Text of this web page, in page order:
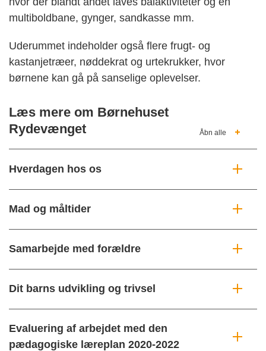
multiboldbane, gynger, sandkasse mm.
Uderummet indeholder også flere frugt- og
kastanjetræer, nøddekrat og urtekrukker, hvor
børnene kan gå på sanselige oplevelser.
Læs mere om Børnehuset
Rydevænget
Åbn alle
Hverdagen hos os
Mad og måltider
Samarbejde med forældre
Dit barns udvikling og trivsel
Evaluering af arbejdet med den
pædagogiske læreplan 2020-2022